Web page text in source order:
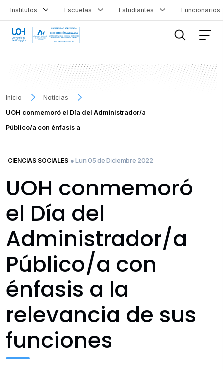
Institutos Escuelas Estudiantes
Inicio
Noticias
UOH conmemoró el Día del Administrador/a
Público/a con énfasis a
CIENCIAS SOCIALES ● Lun 05 de Diciembre 2022
UOH conmemoró
el Día del
Administrador/a
Público/a con
énfasis a la
relevancia de sus
funciones